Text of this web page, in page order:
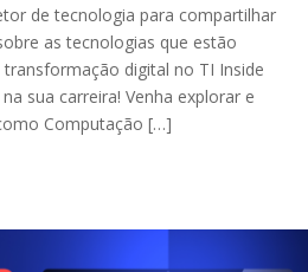
de tecnologia para compartilhar
as tecnologias que estão
digital no TI Inside
sua carreira! Venha explorar e
Computação […]